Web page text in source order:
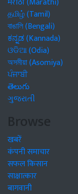
தமிழ் (Tamil)
বাঙালি (Bengali)
ಕನ್ನಡ (Kannada)
ଓଡିଆ (Odia)
অসমীয়া (Asomiya)
ਪੰਜਾਬੀ
తెలుగు
ગુજરાતી
Browse
खबरें
कंपनी समाचार
सफल किसान
साक्षात्कार
बागवानी